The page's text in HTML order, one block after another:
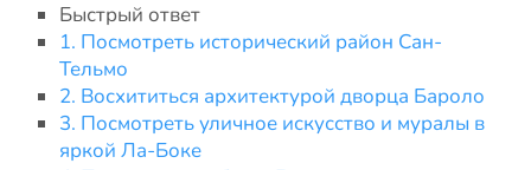
Быстрый ответ
1. Посмотреть исторический район Сан-
Тельмо
2. Восхититься архитектурой дворца Бароло
3. Посмотреть уличное искусство и муралы в
яркой Ла-Боке